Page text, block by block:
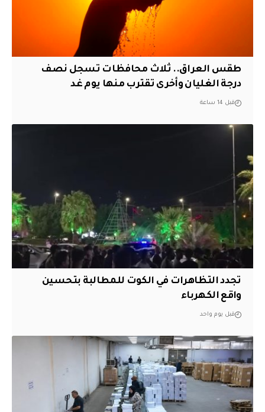
طقس العراق.. ثلاث محافظات تسجل نصف
درجة الغليان وأخرى تقترب منها يوم غد
قبل 14 ساعة
تجدد التظاهرات في الكوت للمطالبة بتحسين
واقع الكهرباء
قبل يوم واحد